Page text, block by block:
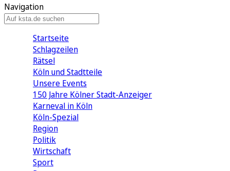
Navigation
Startseite
Schlagzeilen
Rätsel
Köln und Stadtteile
Unsere Events
150 Jahre Kölner Stadt-Anzeiger
Karneval in Köln
Köln-Spezial
Region
Politik
Wirtschaft
Sport